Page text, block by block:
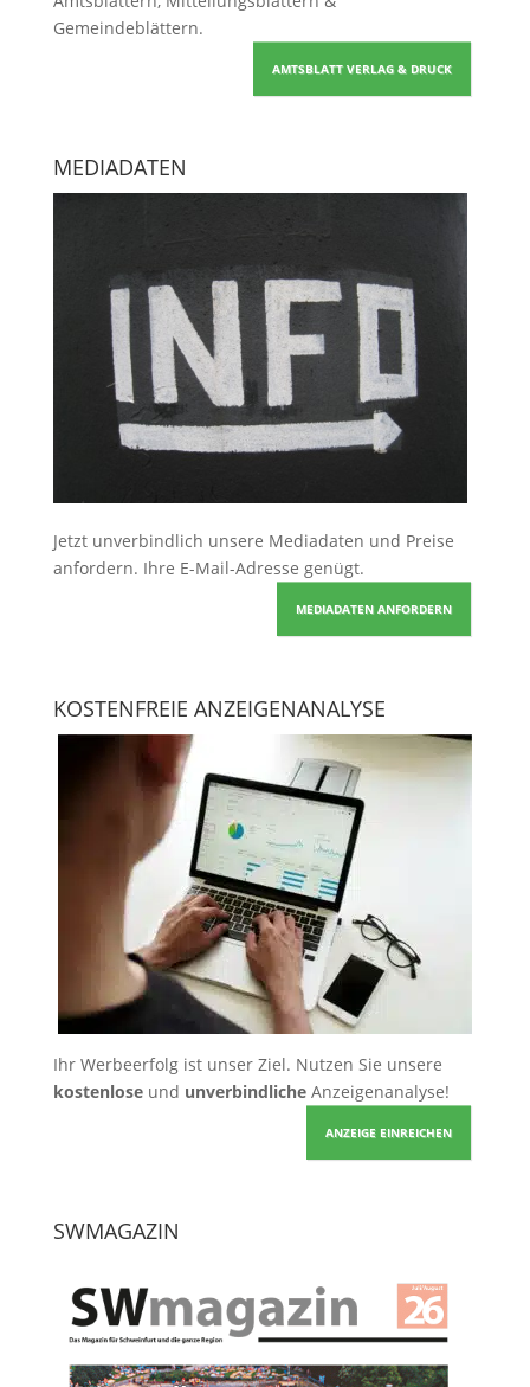
Gemeindeblättern.
AMTSBLATT VERLAG & DRUCK
MEDIADATEN
Jetzt unverbindlich unsere Mediadaten und Preise
anfordern. Ihre E-Mail-Adresse genügt.
MEDIADATEN ANFORDERN
KOSTENFREIE ANZEIGENANALYSE
Ihr Werbeerfolg ist unser Ziel. Nutzen Sie unsere
kostenloseund unverbindlicheAnzeigenanalyse!
ANZEIGE EINREICHEN
SWMAGAZIN